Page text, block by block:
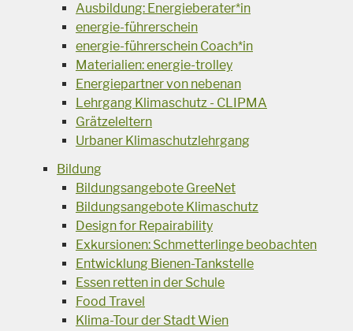
Ausbildung: Energieberater*in
energie-führerschein
energie-führerschein Coach*in
Materialien: energie-trolley
Energiepartner von nebenan
Lehrgang Klimaschutz - CLIPMA
Grätzeleltern
Urbaner Klimaschutzlehrgang
Bildung
Bildungsangebote GreeNet
Bildungsangebote Klimaschutz
Design for Repairability
Exkursionen: Schmetterlinge beobachten
Entwicklung Bienen-Tankstelle
Essen retten in der Schule
Food Travel
Klima-Tour der Stadt Wien